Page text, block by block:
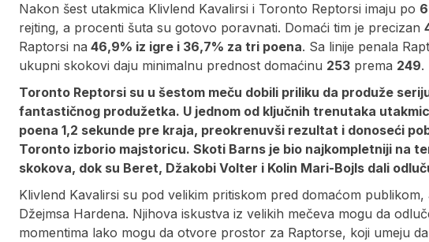
Nakon šest utakmica Klivlend Kavalirsi i Toronto Reptorsi imaju po
rejting, a procenti šuta su gotovo poravnati. Domaći tim je precizan
Raptorsi na 46,9% iz igre i 36,7% za tri poena. Sa linije penala
ukupni skokovi daju minimalnu prednost domaćinu 253 prema 249.
Toronto Reptorsi su u šestom meču dobili priliku da produže
fantastičnog produžetka. U jednom od ključnih trenutaka
poena 1,2 sekunde pre kraja, preokrenuvši rezultat i donoseći
Toronto izborio majstoricu. Skoti Barns je bio najkompletniji na
skokova, dok su Beret, Džakobi Volter i Kolin Mari-Bojls dali
Klivlend Kavalirsi su pod velikim pritiskom pred domaćom
Džejmsa Hardena. Njihova iskustva iz velikih mečeva mogu da
momentima lako mogu da otvore prostor za Raptorse, koji umeju